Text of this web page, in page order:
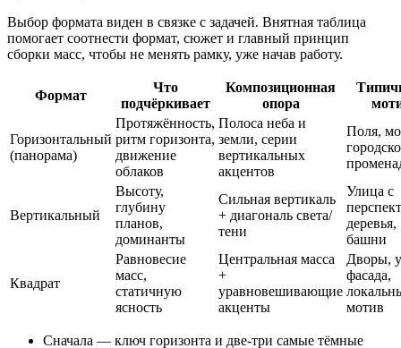
Выбор формата виден в связке с задачей. Внятная таблица
помогает соотнести формат, сюжет и главный принцип
сборки масс, чтобы не менять рамку, уже начав работу.
Формат
Что
подчёркивает
Композиционная
опора
Горизонтальный
(панорама)
Протяжённость,
ритм горизонта,
движение
облаков
Полоса неба и
земли, серии
вертикальных
акцентов
Поля,
Вертикальный
Высоту,
глубину
планов,
доминанты
Сильная вертикаль
+ диагональ света/
тени
Улица с
деревья,
башни
Квадрат
Равновесие
масс,
статичную
ясность
Центральная масса
+
уравновешивающие
акценты
Дворы,
фасада,
мотив
Сначала — ключ горизонта и две-три самые тёмные